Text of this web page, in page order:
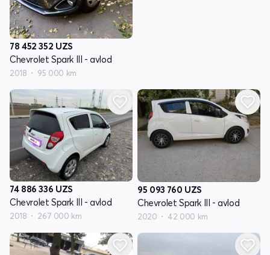
78 452 352 UZS
Chevrolet Spark III - avlod
2018 95 000 km
74 886 336 UZS
Chevrolet Spark III - avlod
2018 267 000 km
95 093 760 UZS
Chevrolet Spark III - avlod
2020 42 000 km